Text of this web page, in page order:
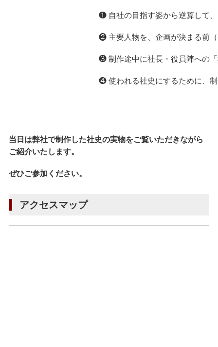
❶ 自社の目指す姿から逆算して
❷ 主要人物を、企画が決まる前
❸ 制作途中に社長・役員陣への
❹ 使われる社史にするために、
当日は弊社で制作した社史の実物をご覧いただきながら
ご紹介いたします。
ぜひご参加ください。
アクセスマップ